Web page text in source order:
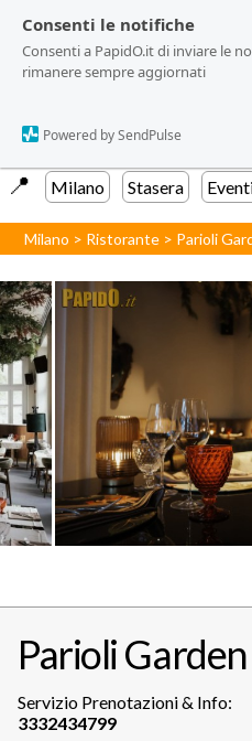
Consenti le notifiche
Consenti a PapidO.it di inviare le
rimanere sempre aggiornati
Powered by SendPulse
Consenti le notifiche
Consenti a PapidO.it di inviare le
rimanere sempre aggiornati
Powered by SendPulse
📍️ Milano Stasera
Milano > Ristorante > Parioli
Parioli Garden
Servizio Prenotazioni & Info: